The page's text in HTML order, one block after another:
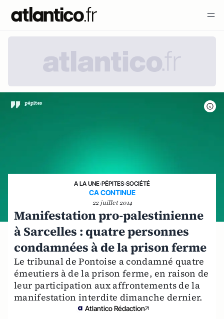
A LA UNE›PÉPITES›SOCIÉTÉ
CA CONTINUE
22 juillet 2014
Manifestation pro-palestinienne
à Sarcelles : quatre personnes
condamnées à de la prison ferme
Le tribunal de Pontoise a condamné quatre
émeutiers à de la prison ferme, en raison de
leur participation aux affrontements de la
manifestation interdite dimanche dernier.
Atlantico Rédaction